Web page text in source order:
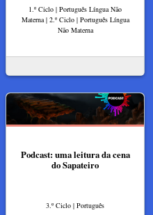
1.º Ciclo | Português Língua Não
Materna | 2.º Ciclo | Português Língua
Não Materna
Podcast: uma leitura da cena
do Sapateiro
3.º Ciclo | Português